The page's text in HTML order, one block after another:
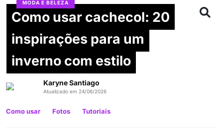
MODA E BELEZA
Como usar cachecol: 20
inspirações para um
inverno com estilo
Karyne Santiago
Atualizado em 24/06/2026
Como usar Fotos Tutoriais